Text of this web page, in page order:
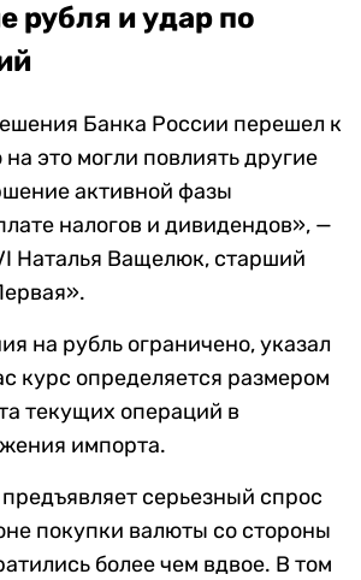
рубля и удар по
Банка России перешел к
это могли повлиять другие
активной фазы
налогов и дивидендов», —
Наталья Ващелюк, старший
на рубль ограничено, указал
курс определяется размером
текущих операций в
импорта.
серьезный спрос
покупки валюты со стороны
более чем вдвое. В том